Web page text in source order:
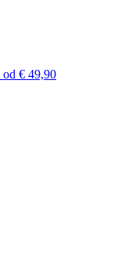
od € 49,90